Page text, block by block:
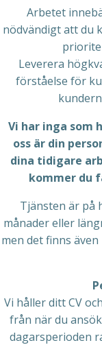
Arbetet
nödvändigt att du
Leverera
förståelse för
Vi har inga som
oss är din
dina tidigare
kommer du
Tjänsten är på
månader eller
men det finns
Vi håller ditt CV
från när du
dagarsperioden